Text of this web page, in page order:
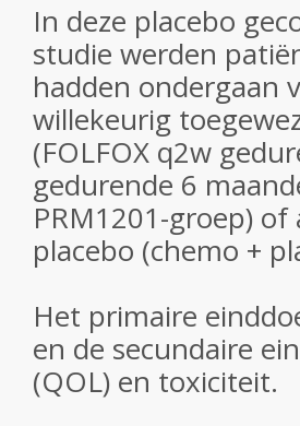
In deze placebo
studie werden
hadden ondergaan
willekeurig
(FOLFOX q2w
gedurende 6
PRM1201-groep)
placebo (chemo +
Het primaire
en de secundaire
(QOL) en toxiciteit.